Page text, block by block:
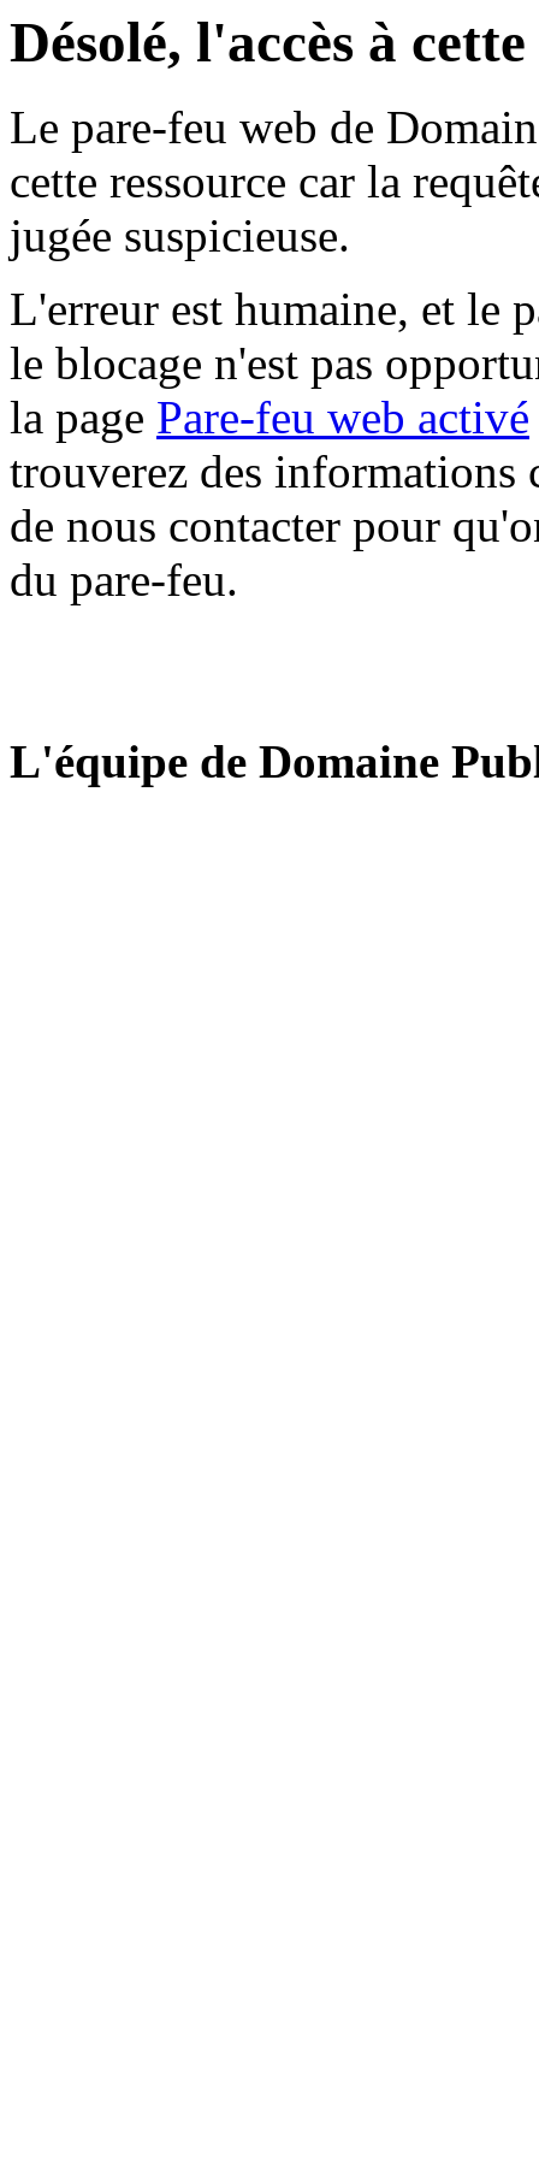
Désolé, l'accès à
Le pare-feu web de
cette ressource car la
jugée suspicieuse.
L'erreur est humaine, et le
le blocage n'est pas
la page Pare-feu web activé
trouverez des informations
de nous contacter pour
du pare-feu.
L'équipe de Domaine